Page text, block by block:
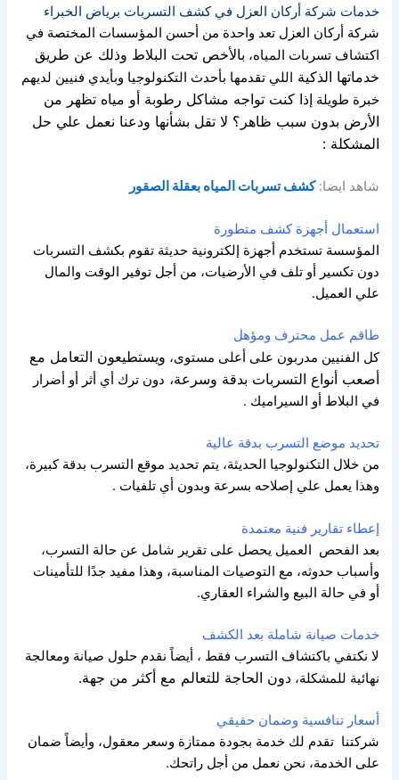
خدمات شركة أركان العزل في كشف التسربات برياض الخبراء
شركة أركان العزل تعد واحدة من أحسن المؤسسات المختصة في
اكتشاف تسربات المياه، بالأخص تحت البلاط وذلك عن طريق
خدماتها الذكية اللي تقدمها بأحدث التكنولوجيا وبأيدي فنيين لديهم
خبرة طويلة إذا كنت تواجه مشاكل رطوبة أو مياه تظهر من
الأرض بدون سبب ظاهر؟ لا تقل بشأنها ودعنا نعمل علي حل
المشكلة :
شاهد ايضا:كشف تسربات المياه بعقلة الصقور
استعمال أجهزة كشف متطورة
المؤسسة تستخدم أجهزة إلكترونية حديثة تقوم بكشف التسربات
دون تكسير أو تلف في الأرضيات، من أجل توفير الوقت والمال
علي العميل.
طاقم عمل محترف ومؤهل
كل الفنيين مدربون على أعلى مستوى، ويستطيعون التعامل مع
أصعب أنواع التسربات بدقة وسرعة، دون ترك أي أثر أو أضرار
في البلاط أو السيراميك .
تحديد موضع التسرب بدقة عالية
من خلال التكنولوجيا الحديثة، يتم تحديد موقع التسرب بدقة كبيرة،
وهذا يعمل علي إصلاحه بسرعة وبدون أي تلفيات .
إعطاء تقارير فنية معتمدة
بعد الفحص العميل يحصل على تقرير شامل عن حالة التسرب،
وأسباب حدوثه، مع التوصيات المناسبة، وهذا مفيد جدًا للتأمينات
أو في حالة البيع والشراء العقاري.
خدمات صيانة شاملة بعد الكشف
لا نكتفي باكتشاف التسرب فقط ، أيضاً نقدم حلول صيانة ومعالجة
نهائية للمشكلة،دون الحاجة للتعالم مع أكثر من جهة.
أسعار تنافسية وضمان حقيقي
شركتنا تقدم لك خدمة بجودة ممتازة وسعر معقول، وأيضاً ضمان
على الخدمة، نحن نعمل من أجل راتحك.